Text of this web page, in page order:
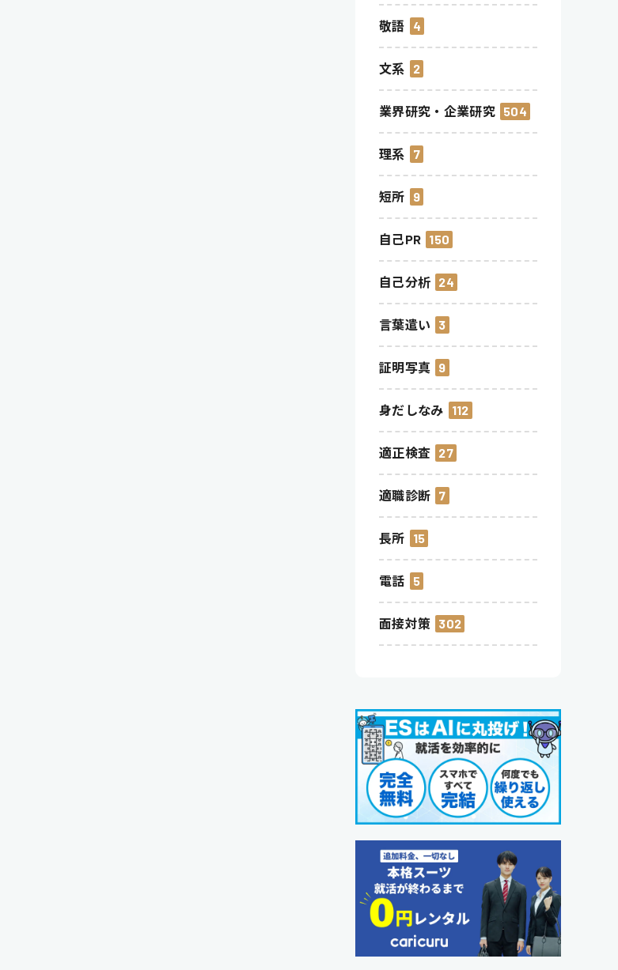
敬語 4
文系 2
業界研究・企業研究 504
理系 7
短所 9
自己PR 150
自己分析 24
言葉遣い 3
証明写真 9
身だしなみ 112
適正検査 27
適職診断 7
長所 15
電話 5
面接対策 302